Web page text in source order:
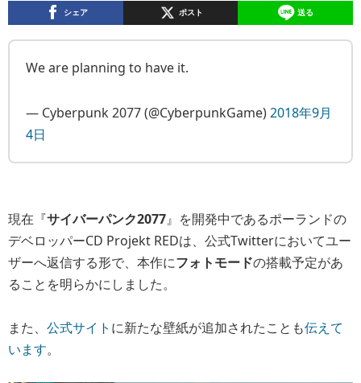
シェア ポスト 送る
We are planning to have it.
— Cyberpunk 2077 (@CyberpunkGame)2018年9月
4日
現在『サイバーパンク2077』を開発中であるポーランドの
デベロッパーCD Projekt REDは、公式Twitterにおいてユー
ザーへ返信する形で、本作にフォトモードの搭載予定があ
ることを明らかにしました。
また、 公式サイト に新たな壁紙が追加されたことも伝えて
います。